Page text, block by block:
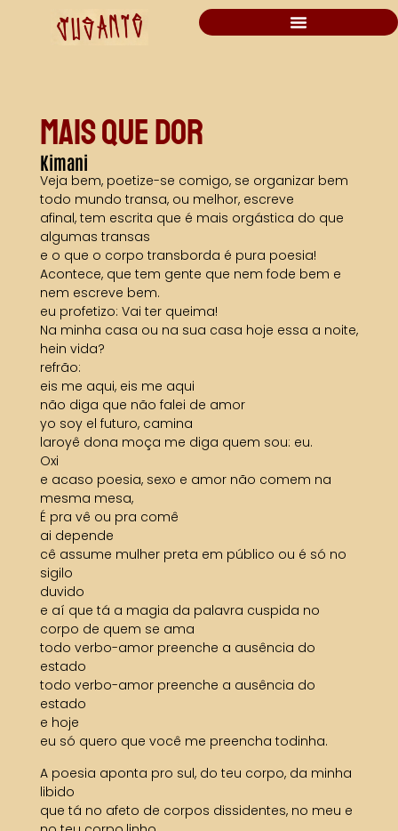
MAIS QUE DOR
Kimani
Veja bem, poetize-se comigo, se organizar bem
todo mundo transa, ou melhor, escreve
afinal, tem escrita que é mais orgástica do que
algumas transas
e o que o corpo transborda é pura poesia!
Acontece, que tem gente que nem fode bem e
nem escreve bem.
eu profetizo: Vai ter queima!
Na minha casa ou na sua casa hoje essa a noite,
hein vida?
refrão:
eis me aqui, eis me aqui
não diga que não falei de amor
yo soy el futuro, camina
laroyê dona moça me diga quem sou: eu.
Oxi
e acaso poesia, sexo e amor não comem na
mesma mesa,
É pra vê ou pra comê
ai depende
cê assume mulher preta em público ou é só no
sigilo
duvido
e aí que tá a magia da palavra cuspida no
corpo de quem se ama
todo verbo-amor preenche a ausência do
estado
todo verbo-amor preenche a ausência do
estado
e hoje
eu só quero que você me preencha todinha.
A poesia aponta pro sul, do teu corpo, da minha
libido
que tá no afeto de corpos dissidentes, no meu e